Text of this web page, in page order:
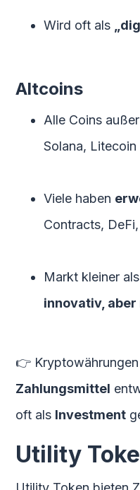
Wird oft als
Altcoins
Alle Coins
Solana, Litecoin
Viele haben
Contracts,
Markt kleiner
innovativ,
👉
Zahlungsmittel
oft als Investment
Utility